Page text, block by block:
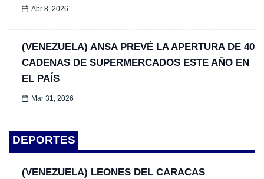
Abr 8, 2026
(VENEZUELA) ANSA PREVÉ LA APERTURA DE 40
CADENAS DE SUPERMERCADOS ESTE AÑO EN
EL PAÍS
Mar 31, 2026
DEPORTES
(VENEZUELA) LEONES DEL CARACAS